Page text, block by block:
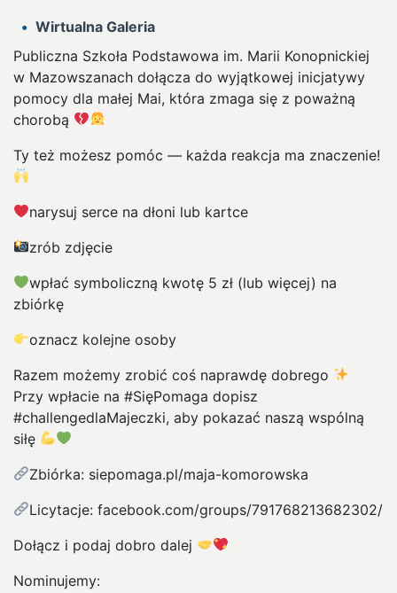
Wirtualna Galeria
Publiczna Szkoła Podstawowa im. Marii Konopnickiej
w Mazowszanach dołącza do wyjątkowej inicjatywy
pomocy dla małej Mai, która zmaga się z poważną
chorobą
Ty też możesz pomóc — każda reakcja ma znaczenie!
narysuj serce na dłoni lub kartce
zrób zdjęcie
wpłać symboliczną kwotę 5 zł (lub więcej) na
zbiórkę
oznacz kolejne osoby
Razem możemy zrobić coś naprawdę dobrego
Przy wpłacie na #SięPomaga dopisz
#challengedlaMajeczki, aby pokazać naszą wspólną
siłę
Zbiórka: siepomaga.pl/maja-komorowska
Licytacje: facebook.com/groups/791768213682302/
Dołącz i podaj dobro dalej
Nominujemy: